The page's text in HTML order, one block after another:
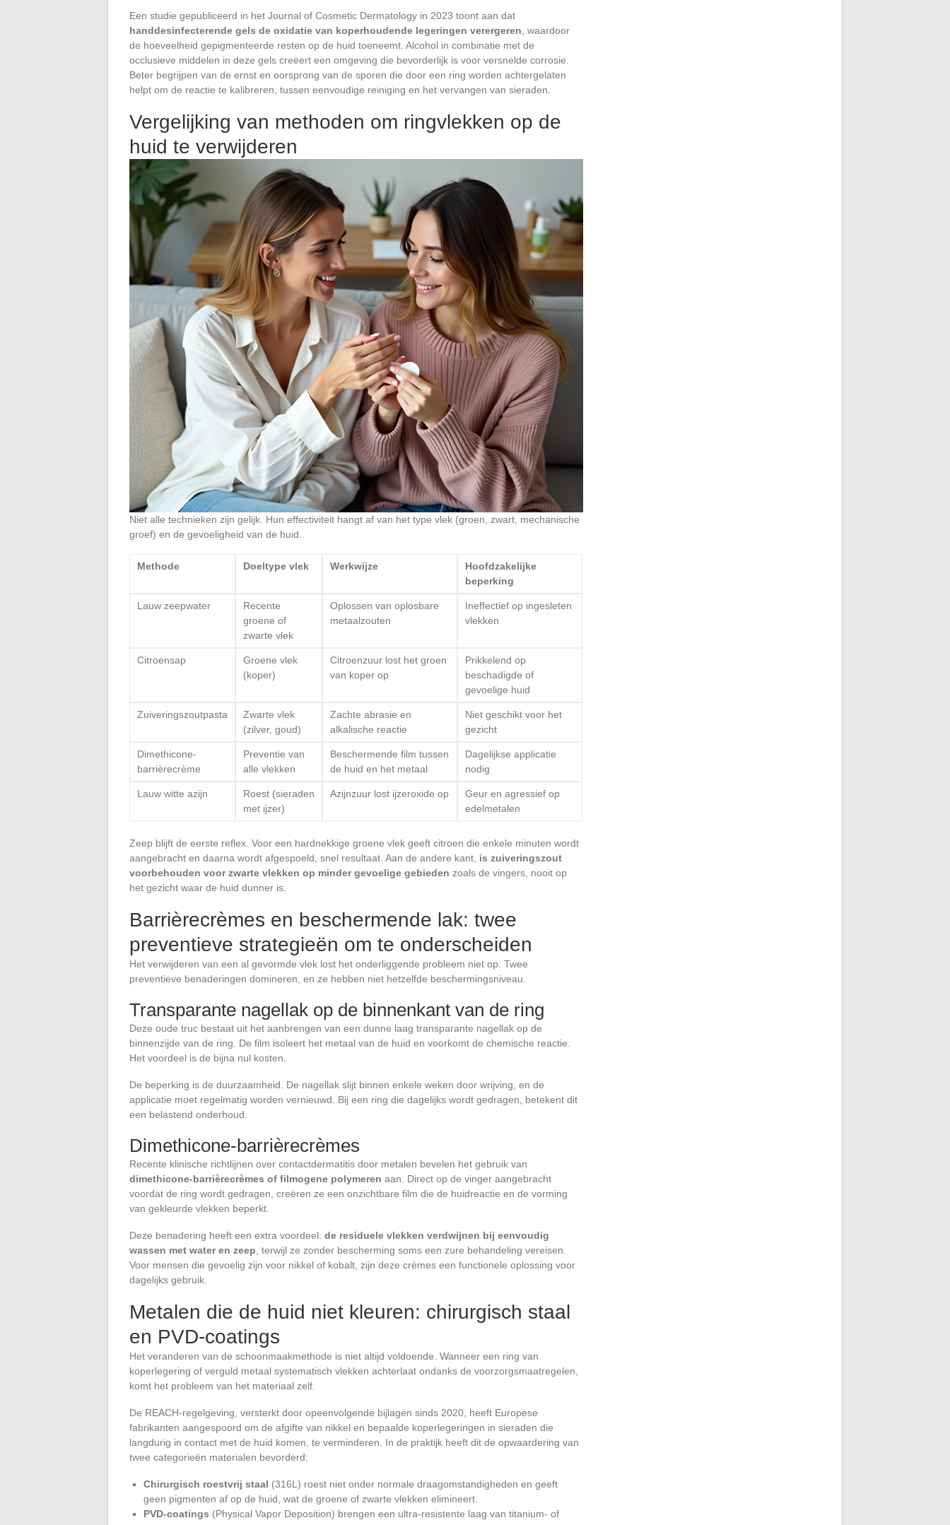
Een studie gepubliceerd in het Journal of Cosmetic Dermatology in 2023 toont aan dat
handdesinfecterende gels de oxidatie van koperhoudende legeringen verergeren, waardoor
de hoeveelheid gepigmenteerde resten op de huid toeneemt. Alcohol in combinatie met de
occlusieve middelen in deze gels creëert een omgeving die bevorderlijk is voor versnelde corrosie.
Beter begrijpen van de ernst en oorsprong van de sporen die door een ring worden achtergelaten
helpt om de reactie te kalibreren, tussen eenvoudige reiniging en het vervangen van sieraden.
Vergelijking van methoden om ringvlekken op de
huid te verwijderen
Niet alle technieken zijn gelijk. Hun effectiviteit hangt af van het type vlek (groen, zwart, mechanische
groef) en de gevoeligheid van de huid.
Methode Doeltype vlek Werkwijze
Hoofdzakelijke
beperking
Lauw zeepwater
Recente
groene of
zwarte vlek
Oplossen van oplosbare
metaalzouten
Ineffectief op ingesleten
vlekken
Citroensap
Groene vlek
(koper)
Citroenzuur lost het groen
van koper op
Prikkelend op
beschadigde of
gevoelige huid
Zuiveringszoutpasta
Zwarte vlek
(zilver, goud)
Zachte abrasie en
alkalische reactie
Niet geschikt voor het
gezicht
Dimethicone-
barrièrecrème
Preventie van
alle vlekken
Beschermende film tussen
de huid en het metaal
Dagelijkse applicatie
nodig
Lauw witte azijn
Roest (sieraden
met ijzer)
Azijnzuur lost ijzeroxide op
Geur en agressief op
edelmetalen
Zeep blijft de eerste reflex. Voor een hardnekkige groene vlek geeft citroen die enkele minuten wordt
aangebracht en daarna wordt afgespoeld, snel resultaat. Aan de andere kant, is zuiveringszout
voorbehouden voor zwarte vlekken op minder gevoelige gebieden zoals de vingers, nooit op
het gezicht waar de huid dunner is.
Barrièrecrèmes en beschermende lak: twee
preventieve strategieën om te onderscheiden
Het verwijderen van een al gevormde vlek lost het onderliggende probleem niet op. Twee
preventieve benaderingen domineren, en ze hebben niet hetzelfde beschermingsniveau.
Transparante nagellak op de binnenkant van de ring
Deze oude truc bestaat uit het aanbrengen van een dunne laag transparante nagellak op de
binnenzijde van de ring. De film isoleert het metaal van de huid en voorkomt de chemische reactie.
Het voordeel is de bijna nul kosten.
De beperking is de duurzaamheid. De nagellak slijt binnen enkele weken door wrijving, en de
applicatie moet regelmatig worden vernieuwd. Bij een ring die dagelijks wordt gedragen, betekent dit
een belastend onderhoud.
Dimethicone-barrièrecrèmes
Recente klinische richtlijnen over contactdermatitis door metalen bevelen het gebruik van
dimethicone-barrièrecrèmes of filmogene polymeren aan. Direct op de vinger aangebracht
voordat de ring wordt gedragen, creëren ze een onzichtbare film die de huidreactie en de vorming
van gekleurde vlekken beperkt.
Deze benadering heeft een extra voordeel: de residuele vlekken verdwijnen bij eenvoudig
wassen met water en zeep , terwijl ze zonder bescherming soms een zure behandeling vereisen.
Voor mensen die gevoelig zijn voor nikkel of kobalt, zijn deze crèmes een functionele oplossing voor
dagelijks gebruik.
Metalen die de huid niet kleuren: chirurgisch staal
en PVD-coatings
Het veranderen van de schoonmaakmethode is niet altijd voldoende. Wanneer een ring van
koperlegering of verguld metaal systematisch vlekken achterlaat ondanks de voorzorgsmaatregelen,
komt het probleem van het materiaal zelf.
De REACH-regelgeving, versterkt door opeenvolgende bijlagen sinds 2020, heeft Europese
fabrikanten aangespoord om de afgifte van nikkel en bepaalde koperlegeringen in sieraden die
langdurig in contact met de huid komen, te verminderen. In de praktijk heeft dit de opwaardering van
twee categorieën materialen bevorderd:
Chirurgisch roestvrij staal (316L) roest niet onder normale draagomstandigheden en geeft
geen pigmenten af op de huid, wat de groene of zwarte vlekken elimineert.
PVD-coatings (Physical Vapor Deposition) brengen een ultra-resistente laag van titanium- of